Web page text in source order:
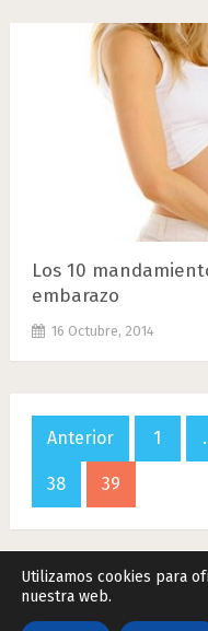
Los 10
embarazo
16 Octubre, 2014
de
entradas
Anterior 1
38 39
Remedios
Utilizamos cookies para
nuestra web.